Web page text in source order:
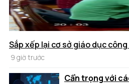
Sắp xếp lại cơ sở giáo dục công
9 giờ trước
Cẩn trọng với